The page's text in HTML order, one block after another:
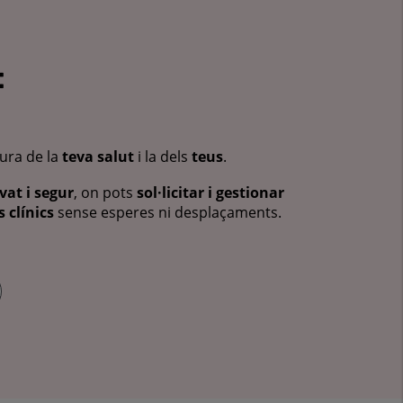
de la teva salut i la dels teus.
i segur, on pots sol·licitar i gestionar
clínics sense esperes ni desplaçaments.